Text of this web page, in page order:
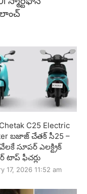
C25 Electric
బజాజ్ చేతక్ సీ25 –
సూపర్ ఎలక్ట్రిక్
టాప్ ఫీచర్లు
17, 2026 11:52 am